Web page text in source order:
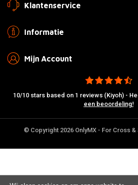
Klantenservice
Informatie
Mijn Account
10/10 stars based on 1 reviews (Kiyoh) -
een beoordeling!
© Copyright 2026 OnlyMX - For Cross